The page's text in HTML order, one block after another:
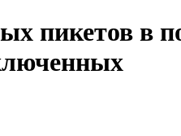
пикетов в